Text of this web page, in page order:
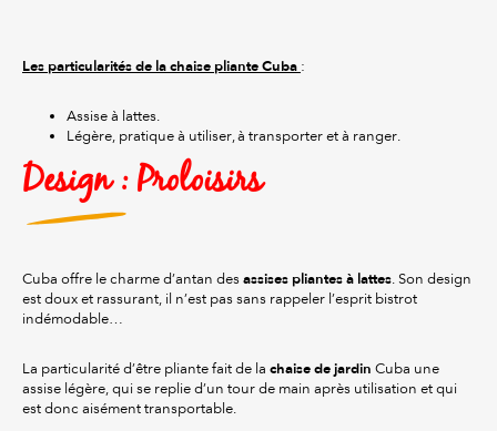
Les particularités de la chaise pliante Cuba :
Assise à lattes.
Légère, pratique à utiliser, à transporter et à ranger.
Design : Proloisirs
Cuba offre le charme d’antan des assises pliantes à lattes. Son design
est doux et rassurant, il n’est pas sans rappeler l’esprit bistrot
indémodable…
La particularité d’être pliante fait de la chaise de jardin Cuba une
assise légère, qui se replie d’un tour de main après utilisation et qui
est donc aisément transportable.